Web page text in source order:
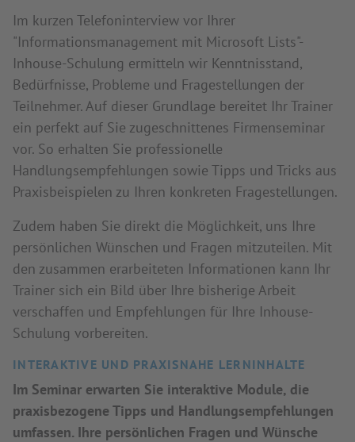
Im kurzen Telefoninterview vor Ihrer
"Informationsmanagement mit Microsoft Lists"-
Inhouse-Schulung ermitteln wir Kenntnisstand,
Bedürfnisse, Probleme und Fragestellungen der
Teilnehmer. Auf dieser Grundlage bereitet Ihr Trainer
ein perfekt auf Sie zugeschnittenes Firmenseminar
vor. So erhalten Sie professionelle
Handlungsempfehlungen sowie Tipps und Tricks aus
Praxisbeispielen zu Ihren konkreten Fragestellungen.
Zudem haben Sie direkt die Möglichkeit, uns Ihre
persönlichen Wünschen und Fragen mitzuteilen. Mit
den zusammen erarbeiteten Informationen kann Ihr
Trainer sich ein Bild über Ihre bisherige Arbeit
verschaffen und Empfehlungen für Ihre Inhouse-
Schulung vorbereiten.
INTERAKTIVE UND PRAXISNAHE LERNINHALTE
Im Seminar erwarten Sie interaktive Module, die
praxisbezogene Tipps und Handlungsempfehlungen
umfassen. Ihre persönlichen Fragen und Wünsche